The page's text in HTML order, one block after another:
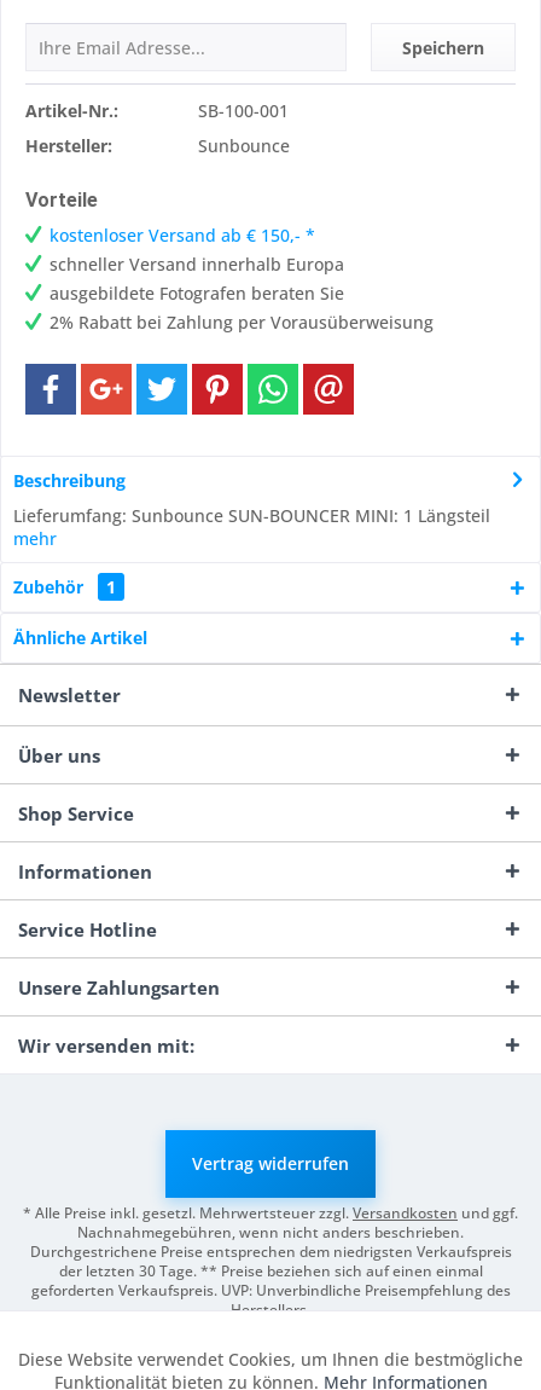
Speichern
Artikel-Nr.:
SB-100-001
Hersteller:
Sunbounce
Vorteile
kostenloser Versand ab € 150,- *
schneller Versand innerhalb Europa
ausgebildete Fotografen beraten Sie
2% Rabatt bei Zahlung per Vorausüberweisung
Beschreibung
Lieferumfang: Sunbounce SUN-BOUNCER MINI: 1 Längsteil
mehr
Zubehör 1
Ähnliche Artikel
Newsletter
Über uns
Shop Service
Informationen
Service Hotline
Unsere Zahlungsarten
Wir versenden mit:
Vertrag widerrufen
* Alle Preise inkl. gesetzl. Mehrwertsteuer zzgl.Versandkosten und ggf.
Nachnahmegebühren, wenn nicht anders beschrieben.
Durchgestrichene Preise entsprechen dem niedrigsten Verkaufspreis
der letzten 30 Tage. ** Preise beziehen sich auf einen einmal
geforderten Verkaufspreis. UVP: Unverbindliche Preisempfehlung des
Herstellers.
Funktionale Aktiv
Diese Website verwendet Cookies, um Ihnen die bestmögliche
Funktionalität bieten zu können. Mehr Informationen